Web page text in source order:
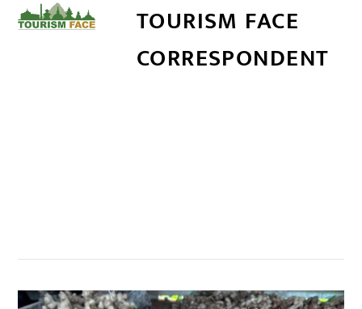
TOURISM FACE
CORRESPONDENT
,